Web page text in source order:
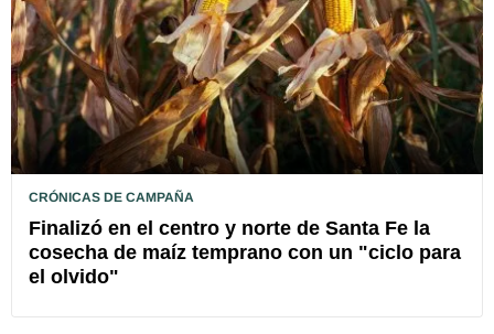
CRÓNICAS DE CAMPAÑA
Finalizó en el centro y norte de Santa Fe la
cosecha de maíz temprano con un "ciclo para
el olvido"